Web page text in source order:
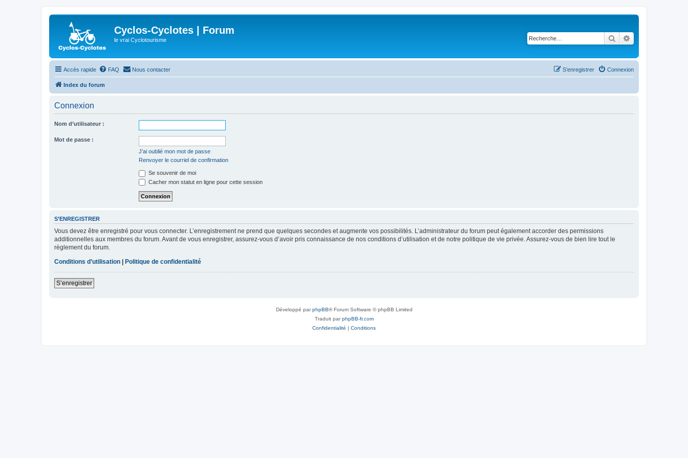
Cyclos-Cyclotes | Forum
le vrai Cyclotourisme Rechercher
Accès rapide FAQ Nous contacter Connexion
S’enregistrer
Index du forum
Connexion
Nom d’utilisateur :
Mot de passe :
J’ai oublié mon mot de passe
Renvoyer le courriel de confirmation
Se souvenir de moi
Cacher mon statut en ligne pour cette session
S’ENREGISTRER
Vous devez être enregistré pour vous connecter. L’enregistrement ne prend que quelques secondes et augmente vos possibilités. L’administrateur du forum peut également accorder des permissions
additionnelles aux membres du forum. Avant de vous enregistrer, assurez-vous d’avoir pris connaissance de nos conditions d’utilisation et de notre politique de vie privée. Assurez-vous de bien lire tout le
règlement du forum.
Conditions d’utilisation | Politique de confidentialité
S’enregistrer
Développé parphpBB® Forum Software © phpBB Limited
Traduit parphpBB-fr.com
Confidentialité | Conditions